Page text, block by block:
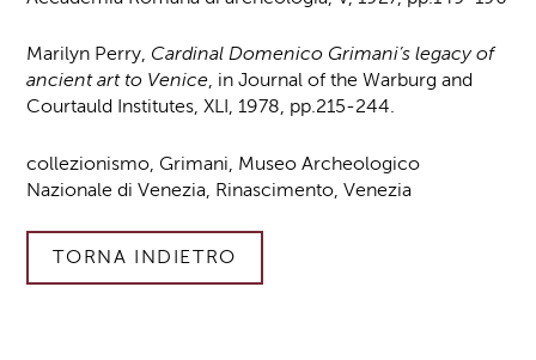
Marilyn Perry, Cardinal Domenico Grimani’s legacy of
ancient art to Venice, in Journal of the Warburg and
Courtauld Institutes, XLI, 1978, pp.215-244.
collezionismo, Grimani, Museo Archeologico
Nazionale di Venezia, Rinascimento, Venezia
TORNA INDIETRO